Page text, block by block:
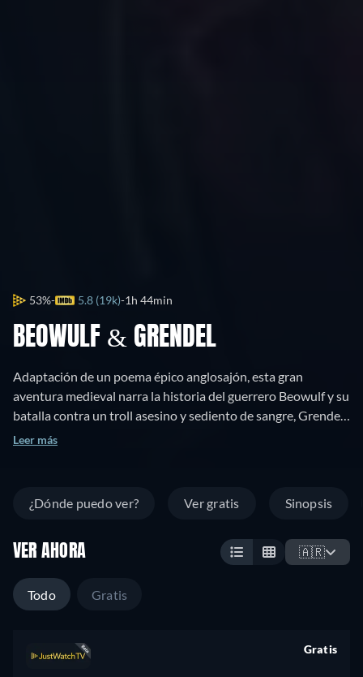
53% 5.8 (19k) 1h 44min
BEOWULF & GRENDEL
Adaptación de un poema épico anglosajón, esta gran
aventura medieval narra la historia del guerrero Beowulf y su
batalla contra un troll asesino y sediento de sangre, Grendel.
En nombre del Rey Hrothgar, respetado Señor de Danes,
hueso aparentemente lleno de venganza y ansias de sangre.
Hrothgar, comienza a descubrir que su Rey es más
Leer más
¿Dónde puedo ver? Ver gratis Sinopsis
VER AHORA 🇦🇷
Todo Gratis
Gratis